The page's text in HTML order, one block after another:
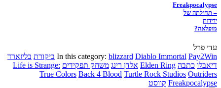
Freakpocalypse
– תחילתה של
ידידות
מופלאה?
עדי פרל
In this category: blizzard Diablo Immortal Pay2Win ביקורת בליזארד
דיאבלו כתבה Elden Ring אלדן רינג משחק תפקידים Life is Strange:
True Colors Back 4 Blood Turtle Rock Studios Outriders
Freakpocalypse קווסט